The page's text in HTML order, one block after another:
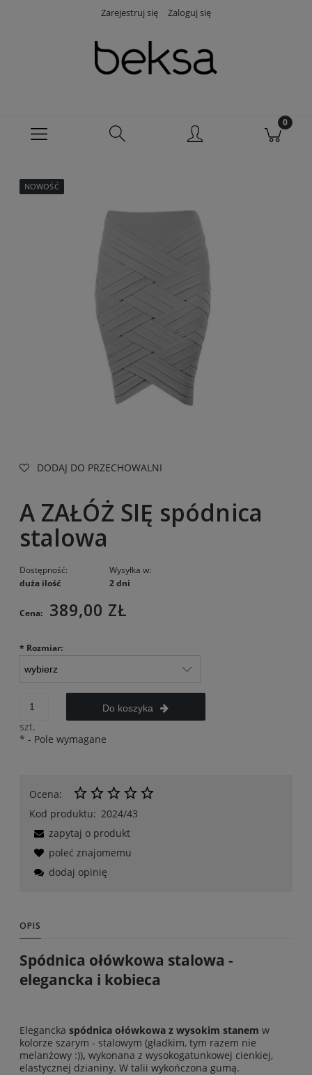
Zarejestruj się Zaloguj się
NOWOŚĆ
DODAJ DO PRZECHOWALNI
A ZAŁÓŻ SIĘ spódnica
stalowa
Dostępność:
duża ilość
Wysyłka w:
2 dni
Cena: 389,00 ZŁ
* Rozmiar:
szt.
Do koszyka
* - Pole wymagane
Ocena:
Kod produktu: 2024/43
zapytaj o produkt
poleć znajomemu
dodaj opinię
OPIS
Spódnica ołówkowa stalowa -
elegancka i kobieca
Elegancka spódnica ołówkowa z wysokim stanem w
kolorze szarym - stalowym (gładkim, tym razem nie
melanżowy :)), wykonana z wysokogatunkowej cienkiej,
elastycznej dzianiny. W talii wykończona gumą.